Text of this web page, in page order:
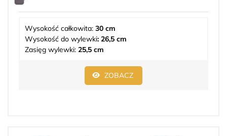
Wysokość całkowita: 30 cm
Wysokość do wylewki: 26,5 cm
Zasięg wylewki: 25,5 cm
ZOBACZ